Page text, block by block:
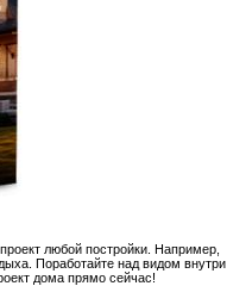
любой постройки. Например,
Поработайте над видом внутри
дома прямо сейчас!